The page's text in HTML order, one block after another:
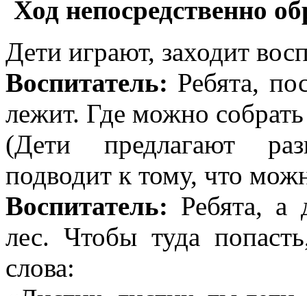
Ход непосредственно
Дети играют, заходит
Воспитатель: Ребята,
лежит. Где можно
(Дети предлагают
подводит к тому, что
Воспитатель: Ребята, а
лес. Чтобы туда
слова: